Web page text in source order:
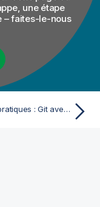
une étape
– faites-le-nous
Bonnes pratiques : Git avec Talend